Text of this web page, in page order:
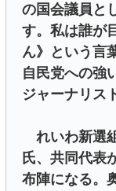
の国会議員と
す。私は誰が
ん》という言
自民党への強
ジャーナリス
れいわ新選
氏、共同代表
布陣になる。